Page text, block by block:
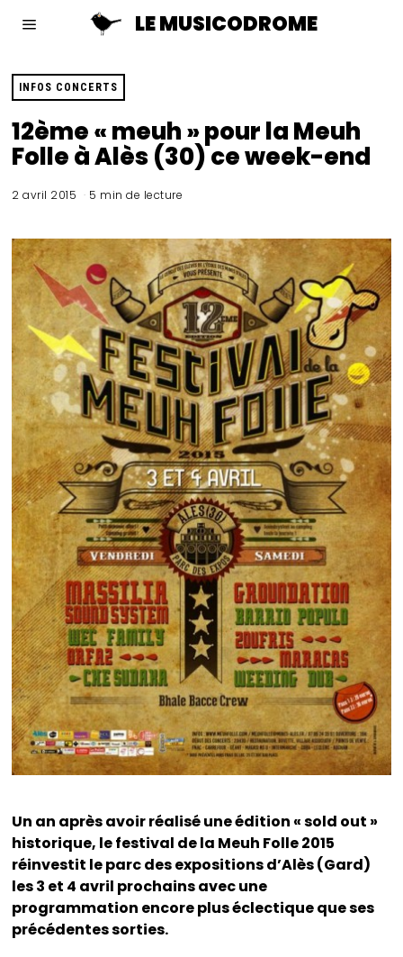
LE MUSICODROME
INFOS CONCERTS
12ème « meuh » pour la Meuh
Folle à Alès (30) ce week-end
2 avril 2015 5 min de lecture
Un an après avoir réalisé une édition « sold out »
historique, le festival de la Meuh Folle 2015
réinvestit le parc des expositions d’Alès (Gard)
les 3 et 4 avril prochains avec une
programmation encore plus éclectique que ses
précédentes sorties.